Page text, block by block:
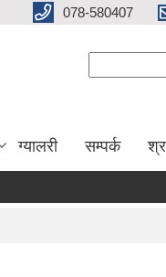
078-580407
ग्यालरी सम्पर्क